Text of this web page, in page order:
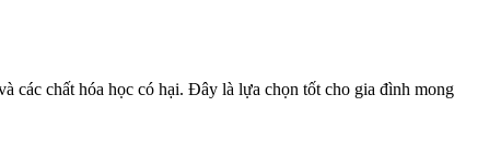
các chất hóa học có hại. Đây là lựa chọn tốt cho gia đình mong